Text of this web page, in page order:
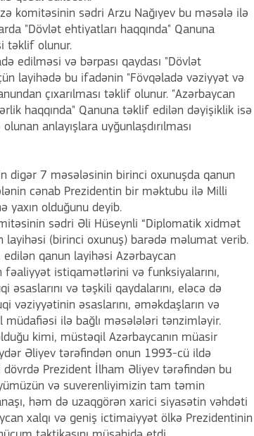
komitəsinin sədri Arzu Nağıyev bu məsələ ilə
"Dövlət ehtiyatları haqqında" Qanuna
təklif olunur.
edilməsi və bərpası qaydası "Dövlət
layihədə bu ifadənin "Fövqəladə vəziyyət və
çıxarılması təklif olunur. "Azərbaycan
haqqında" Qanuna təklif edilən dəyişiklik isə
anlayışlara uyğunlaşdırılması
digər 7 məsələsinin birinci oxunuşda qanun
cənab Prezidentin bir məktubu ilə Milli
yaxın olduğunu deyib.
sədri Əli Hüseynli “Diplomatik xidmət
layihəsi (birinci oxunuş) barədə məlumat verib.
qanun layihəsi Azərbaycan
fəaliyyət istiqamətlərini və funksiyalarını,
və təşkili qaydalarını, eləcə də
vəziyyətinin əsaslarını, əməkdaşların və
ilə bağlı məsələləri tənzimləyir.
kimi, müstəqil Azərbaycanın müasir
Əliyev tərəfindən onun 1993-cü ildə
dövrdə Prezident İlham Əliyev tərəfindən bu
və suverenliyimizin tam təmin
həm də uzaqgörən xarici siyasətin vəhdəti
xalqı və geniş ictimaiyyət ölkə Prezidentinin